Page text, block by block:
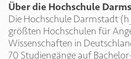
Über die Hochschule
Die Hochschule Darmstadt
größten Hochschulen für
Wissenschaften in
70 Studiengänge auf